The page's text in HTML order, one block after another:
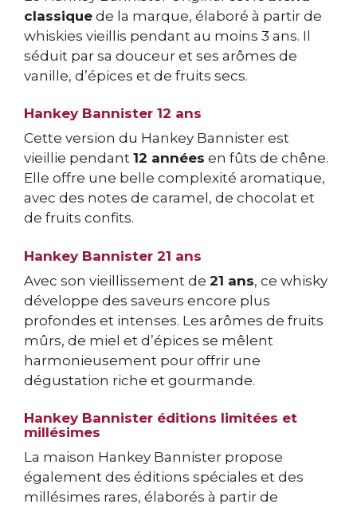
classique de la marque, élaboré à partir de
whiskies vieillis pendant au moins 3 ans. Il
séduit par sa douceur et ses arômes de
vanille, d’épices et de fruits secs.
Hankey Bannister 12 ans
Cette version du Hankey Bannister est
vieillie pendant 12 années en fûts de chêne.
Elle offre une belle complexité aromatique,
avec des notes de caramel, de chocolat et
de fruits confits.
Hankey Bannister 21 ans
Avec son vieillissement de 21 ans, ce whisky
développe des saveurs encore plus
profondes et intenses. Les arômes de fruits
mûrs, de miel et d’épices se mêlent
harmonieusement pour offrir une
dégustation riche et gourmande.
Hankey Bannister éditions limitées et
millésimes
La maison Hankey Bannister propose
également des éditions spéciales et des
millésimes rares, élaborés à partir de